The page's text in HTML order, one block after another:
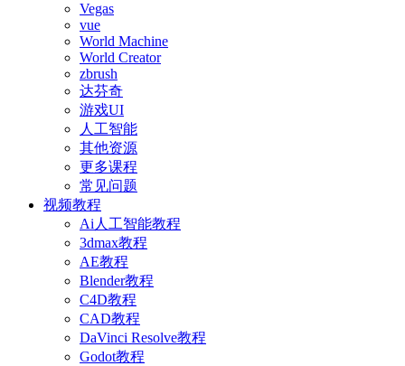
Vegas
vue
World Machine
World Creator
zbrush
达芬奇
游戏UI
人工智能
其他资源
更多课程
常见问题
视频教程
Ai人工智能教程
3dmax教程
AE教程
Blender教程
C4D教程
CAD教程
DaVinci Resolve教程
Godot教程